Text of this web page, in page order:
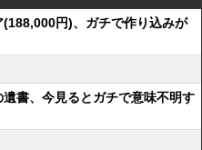
(188,000円)、ガチで作り込みが
遺書、今見るとガチで意味不明す